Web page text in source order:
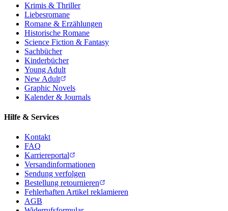
Krimis & Thriller
Liebesromane
Romane & Erzählungen
Historische Romane
Science Fiction & Fantasy
Sachbücher
Kinderbücher
Young Adult
New Adult
Graphic Novels
Kalender & Journals
Hilfe & Services
Kontakt
FAQ
Karriereportal
Versandinformationen
Sendung verfolgen
Bestellung retournieren
Fehlerhaften Artikel reklamieren
AGB